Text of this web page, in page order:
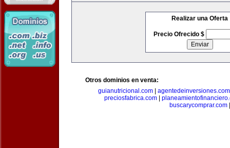
Realizar una Oferta
Precio Ofrecido $
Otros dominios en venta:
guianutricional.com
agentedeinversiones.com
preciosfabrica.com|
buscarycomprar.com|